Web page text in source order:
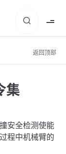
返回顶部
集
安全检测使能
程中机械臂的